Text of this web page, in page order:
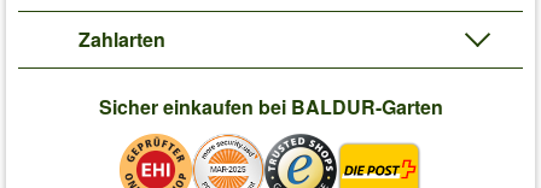
Zahlarten
Sicher einkaufen bei BALDUR-Garten